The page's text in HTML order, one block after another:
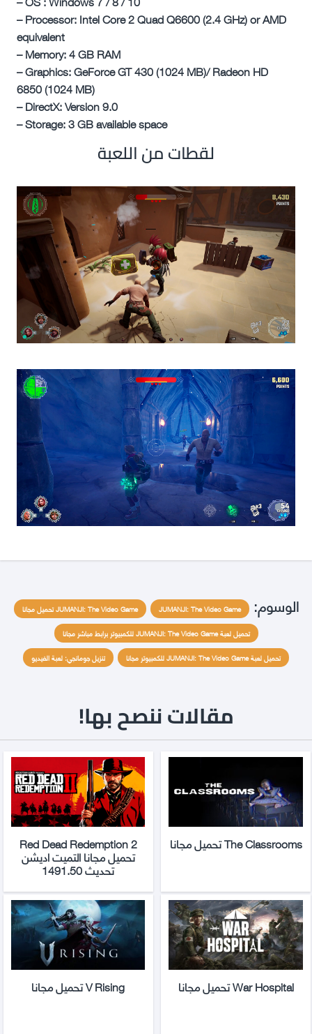
– Processor: Intel Core 2 Quad Q6600 (2.4 GHz) or AMD
equivalent
– Memory: 4 GB RAM
– Graphics: GeForce GT 430 (1024 MB)/ Radeon HD
6850 (1024 MB)
– DirectX: Version 9.0
– Storage: 3 GB available space
لقطات من اللعبة
الوسوم: JUMANJI: The Video Game
JUMANJI: The Video Game تحميل مجانا
تحميل لعبة JUMANJI: The Video Game للكمبيوتر برابط مباشر مجانا
تحميل لعبة JUMANJI: The Video Game للكمبيوتر مجانا
تنزيل جومانجي: لعبة الفيديو
مقالات ننصح بها!
The Classrooms تحميل مجانا Red Dead Redemption 2
تحميل مجانا التميت اديشن
تحديث 1491.50
War Hospital تحميل مجانا V Rising تحميل مجانا